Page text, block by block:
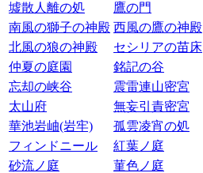
墟散人離の処
鷹の門
南風の獅子の神殿 西風の鷹の神殿
北風の狼の神殿
セシリアの苗床
仲夏の庭園
銘記の谷
忘却の峡谷
震雷連山密宮
太山府
無妄引責密宮
華池岩岫(岩牢)
孤雲凌宵の処
フィンドニール
紅葉ノ庭
砂流ノ庭
菫色ノ庭